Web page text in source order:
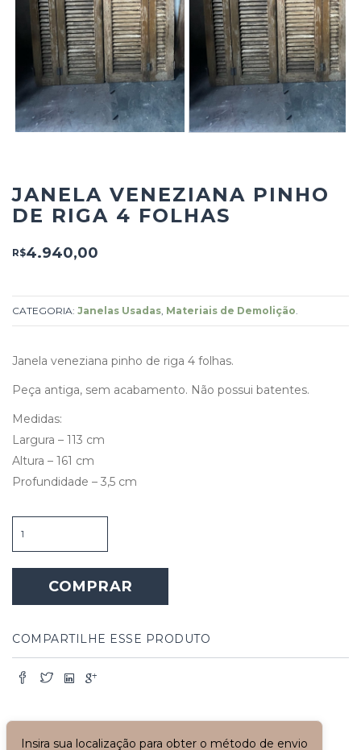
JANELA VENEZIANA PINHO
DE RIGA 4 FOLHAS
R$4.940,00
CATEGORIA: Janelas Usadas Materiais de Demolição
Janela veneziana pinho de riga 4 folhas.
Peça antiga, sem acabamento. Não possui batentes.
Medidas:
Largura – 113 cm
Altura – 161 cm
Profundidade – 3,5 cm
Veneziana
Pinho
de
4
quantidade
COMPRAR
COMPARTILHE ESSE PRODUTO
Insira sua localização para obter o método de envio